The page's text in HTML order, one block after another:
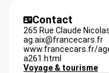
Contact
265 Rue Claude
ag.aix@francecars.fr
www.francecars.fr/
a261.html
Voyage & tourisme